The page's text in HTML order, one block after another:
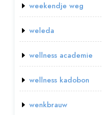
weekendje weg
weleda
wellness academie
wellness kadobon
wenkbrauw